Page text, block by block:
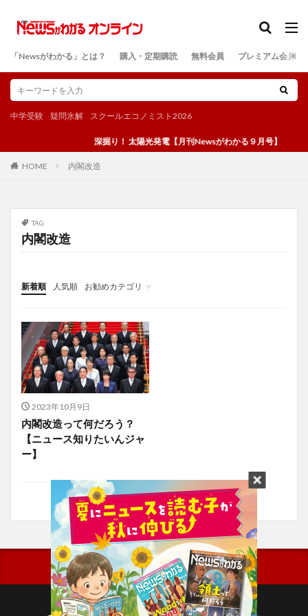
「Newsがわかる」とは？ 購入・定期購読 無料会員 プレミアム会員
中学受験 疑問氷解 スクールエコノミスト2026
深掘り！ 太陽光発電【月刊Newsがわかる９月号】
HOME 内閣改造
TAG
内閣改造
新着順 人気順
お勧めカテゴリ
投稿
学び
マンガ
電子書籍
2023年10月9日
内閣改造って何だろう？
【ニュース知りたいんジャ
ー】
検索